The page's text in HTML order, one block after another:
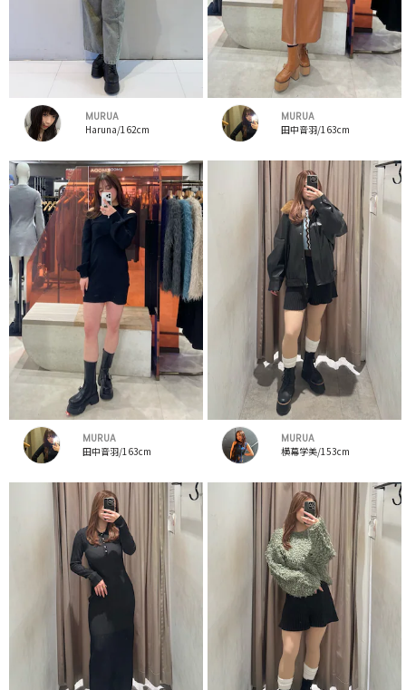
MURUA
Haruna/162cm
MURUA
田中音羽/163cm
MURUA
田中音羽/163cm
MURUA
横幕学美/153cm